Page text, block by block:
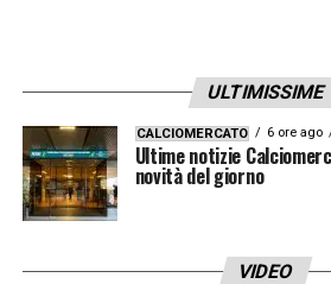
ULTIMISSIME
CALCIOMERCATO 6 ore ago
Ultime notizie
novità del giorno
VIDEO